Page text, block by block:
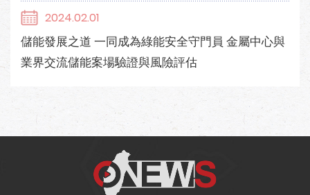
2024.02.01
儲能發展之道 一同成為綠能安全守門員 金屬中心與
業界交流儲能案場驗證與風險評估